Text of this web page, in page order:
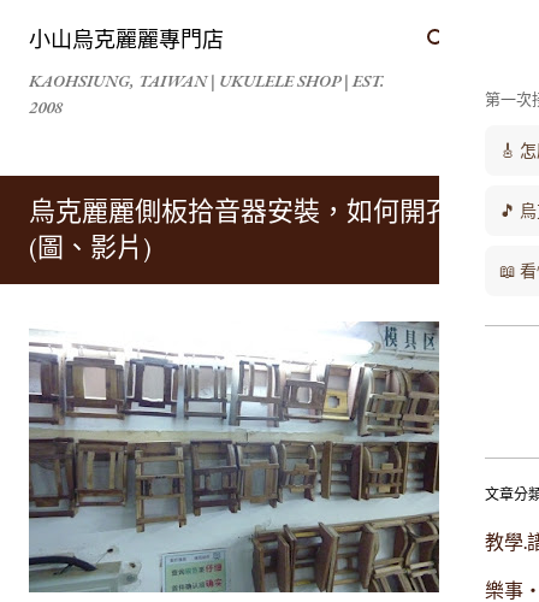
跳到主要內容
小山烏克麗麗專門店
KAOHSIUNG, TAIWAN | UKULELE SHOP | EST.
2008
烏克麗麗側板拾音器安裝，如何開孔？
(圖、影片)
第一次
🎸
🎵
📖
文章分
教學.
樂事